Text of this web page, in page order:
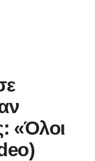
«Όλοι